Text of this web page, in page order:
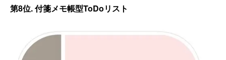
第8位. 付箋メモ帳型ToDoリスト